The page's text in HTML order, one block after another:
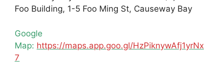
Foo Building, 1-5 Foo Ming St, Causeway Bay
Google
Map: https://maps.app.goo.gl/HzPiknywAfj1yrNx
7